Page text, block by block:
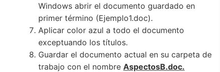
Windows abrir el documento guardado en
primer término (Ejemplo1.doc).
Aplicar color azul a todo el documento
exceptuando los títulos.
Guardar el documento actual en su carpeta de
trabajo con el nombre AspectosB.doc.